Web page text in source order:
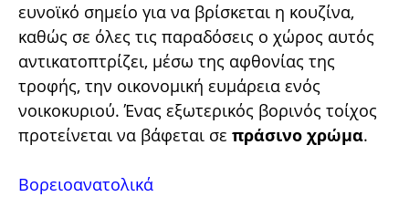
ευνοϊκό σημείο για να βρίσκεται η κουζίνα,
καθώς σε όλες τις παραδόσεις ο χώρος αυτός
αντικατοπτρίζει, μέσω της αφθονίας της
τροφής, την οικονομική ευμάρεια ενός
νοικοκυριού. Ένας εξωτερικός βορινός τοίχος
προτείνεται να βάφεται σε πράσινο χρώμα.
Βορειοανατολικά